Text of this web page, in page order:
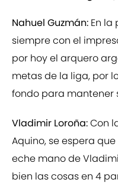
Nahuel Guzmán: En la
siempre con el
por hoy el arquero
metas de la liga, por
fondo para mantener
Vladimir Loroña:Con
Aquino, se espera
eche mano de
bien las cosas en 4